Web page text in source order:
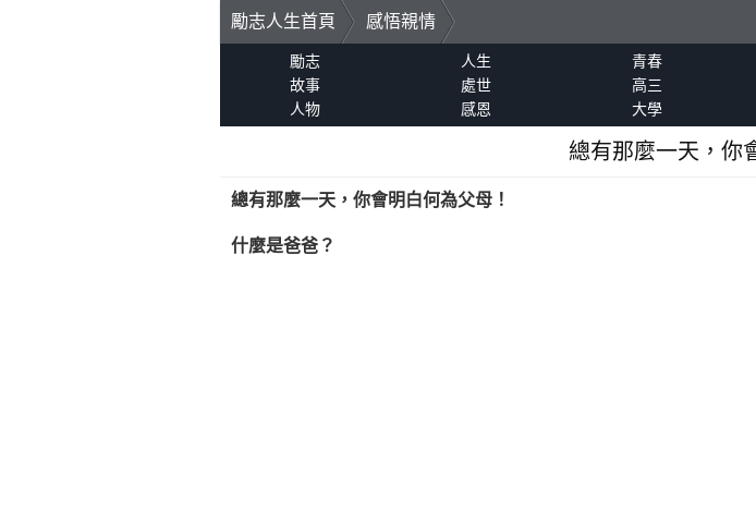
勵志人生首頁
感悟親情
勵志 人生 青春
故事
處世 高三
人物
感恩 大學
總有那麼一天，你
總有那麼一天，你會明白何為父母！
什麼是爸爸？